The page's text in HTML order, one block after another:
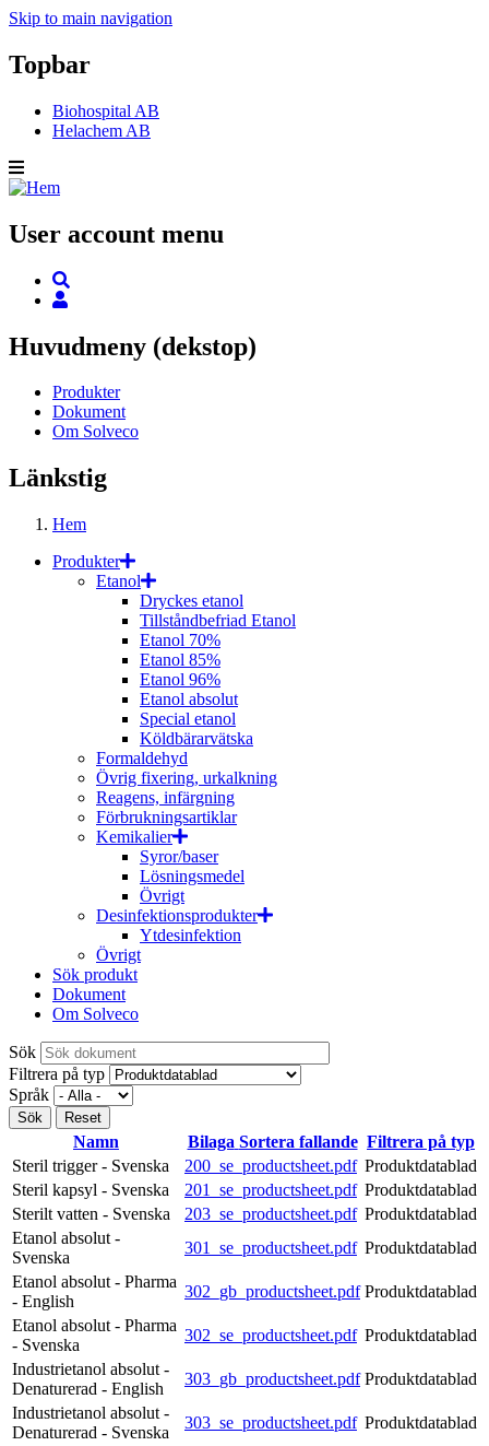
Skip to main navigation
Topbar
Biohospital AB
Helachem AB
User account menu
Huvudmeny (dekstop)
Produkter
Dokument
Om Solveco
Länkstig
Hem
Produkter
Etanol
Dryckes etanol
Tillståndbefriad Etanol
Etanol 70%
Etanol 85%
Etanol 96%
Etanol absolut
Special etanol
Köldbärarvätska
Formaldehyd
Övrig fixering, urkalkning
Reagens, infärgning
Förbrukningsartiklar
Kemikalier
Syror/baser
Lösningsmedel
Övrigt
Desinfektionsprodukter
Ytdesinfektion
Övrigt
Sök produkt
Dokument
Om Solveco
Sök
Filtrera på typ
Språk
Namn Bilaga Sortera fallande Filtrera på typ
Steril trigger - Svenska
200_se_productsheet.pdf Produktdatablad
Steril kapsyl - Svenska
201_se_productsheet.pdf Produktdatablad
Sterilt vatten - Svenska
203_se_productsheet.pdf Produktdatablad
Etanol absolut -
Svenska
301_se_productsheet.pdf Produktdatablad
Etanol absolut - Pharma
- English
302_gb_productsheet.pdf Produktdatablad
Etanol absolut - Pharma
- Svenska
302_se_productsheet.pdf Produktdatablad
Industrietanol absolut -
Denaturerad - English
303_gb_productsheet.pdf Produktdatablad
Industrietanol absolut -
Denaturerad - Svenska
303_se_productsheet.pdf Produktdatablad